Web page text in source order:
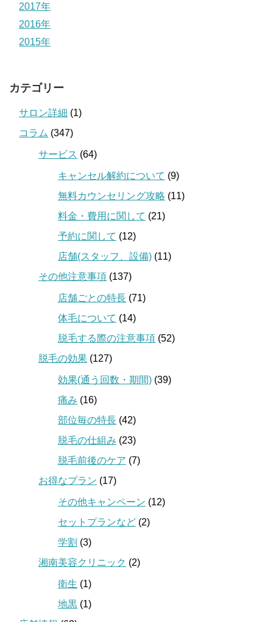
2017年
2016年
2015年
カテゴリー
サロン詳細 (1)
コラム (347)
サービス (64)
キャンセル解約について (9)
無料カウンセリング攻略 (11)
料金・費用に関して (21)
予約に関して (12)
店舗(スタッフ、設備) (11)
その他注意事項 (137)
店舗ごとの特長 (71)
体毛について (14)
脱毛する際の注意事項 (52)
脱毛の効果 (127)
効果(通う回数・期間) (39)
痛み (16)
部位毎の特長 (42)
脱毛の仕組み (23)
脱毛前後のケア (7)
お得なプラン (17)
その他キャンペーン (12)
セットプランなど (2)
学割 (3)
湘南美容クリニック (2)
衛生 (1)
地黒 (1)